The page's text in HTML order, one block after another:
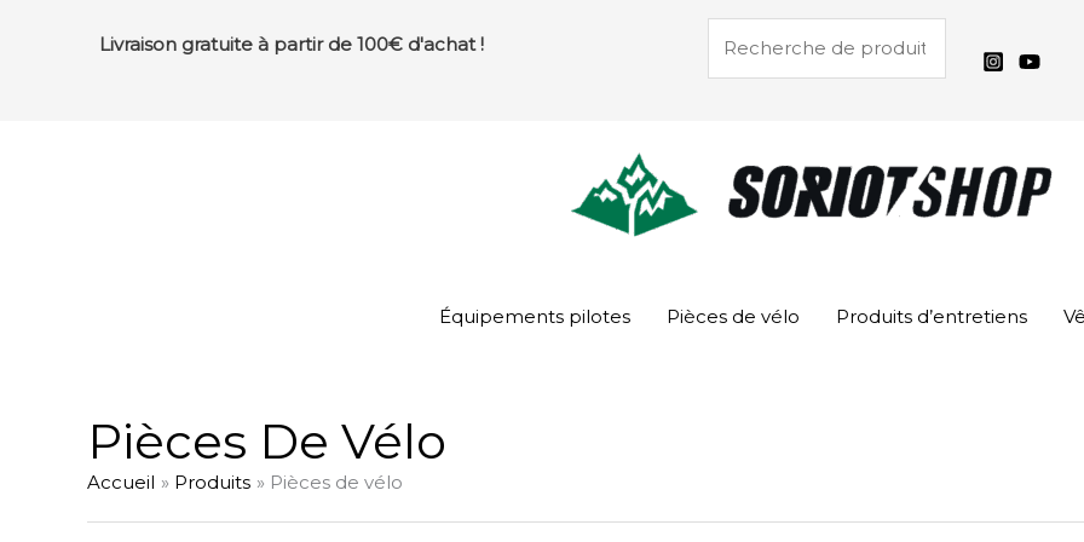
Livraison gratuite à partir de 100€ d'achat !
Rechercher
Équipements pilotes Pièces de vélo Produits d’entretiens
Pièces De Vélo
Accueil Produits Pièces de vélo